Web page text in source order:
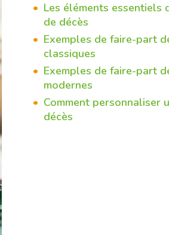
Les éléments essentiels
de décès
Exemples de faire-part
classiques
Exemples de faire-part
modernes
Comment personnaliser
décès